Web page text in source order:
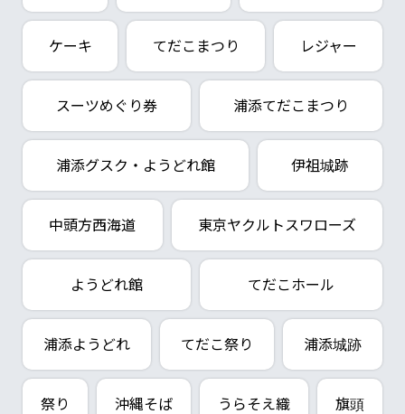
ケーキ てだこまつり レジャー
スーツめぐり券 浦添てだこまつり
浦添グスク・ようどれ館 伊祖城跡
中頭方西海道 東京ヤクルトスワローズ
ようどれ館 てだこホール
浦添ようどれ てだこ祭り 浦添城跡
祭り 沖縄そば うらそえ織 旗頭